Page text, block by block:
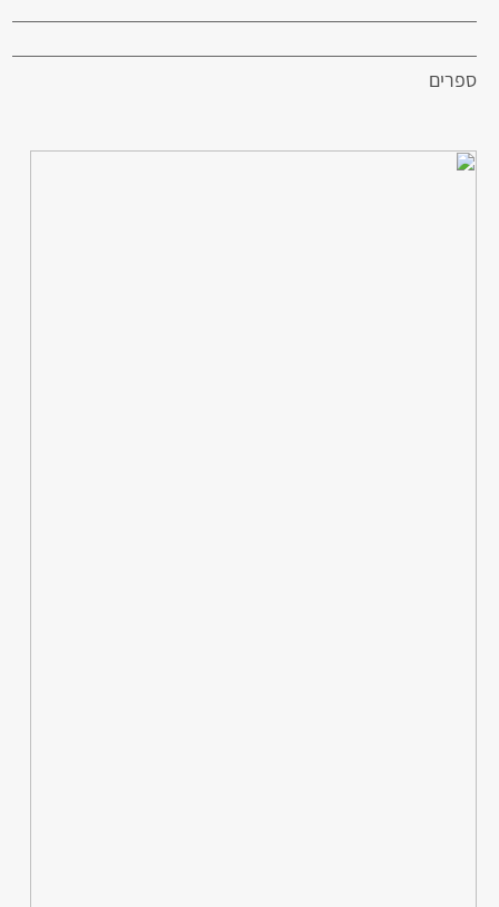
ספרים